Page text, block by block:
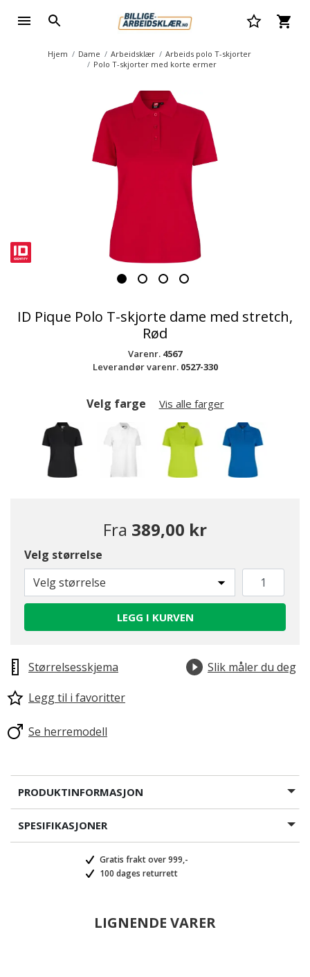
Hjem Dame Arbeidsklær
Arbeids polo T-skjorter
Polo T-skjorter med korte ermer
ID Pique Polo T-skjorte dame med stretch,
Rød
Varenr. 4567
Leverandør varenr. 0527-330
Velg farge Vis alle farger
Fra 389,00 kr
Velg størrelse
Velg størrelse
LEGG I KURVEN
Størrelsesskjema
Slik måler du deg
Legg til i favoritter
Se herremodell
PRODUKTINFORMASJON
SPESIFIKASJONER
Gratis frakt over 999,-
100 dages returrett
LIGNENDE VARER